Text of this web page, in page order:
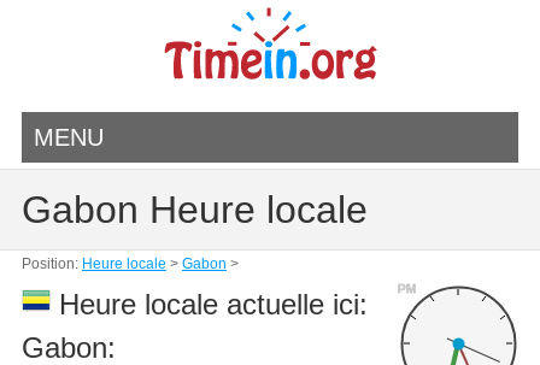
MENU
Gabon Heure locale
Position: Heure locale > Gabon >
PM
Heure locale actuelle ici:
Gabon: